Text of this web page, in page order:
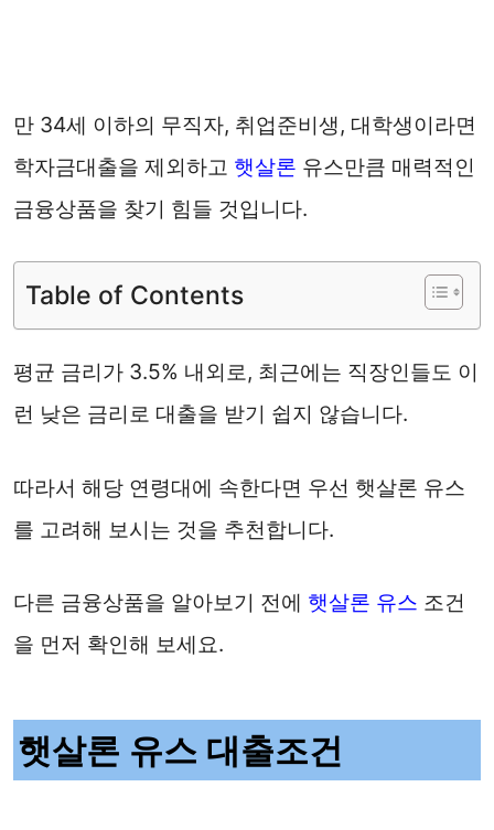
만 34세 이하의 무직자, 취업준비생, 대학생이라면
학자금대출을 제외하고 햇살론 유스만큼 매력적인
금융상품을 찾기 힘들 것입니다.
Table of Contents
평균 금리가 3.5% 내외로, 최근에는 직장인들도 이
런 낮은 금리로 대출을 받기 쉽지 않습니다.
따라서 해당 연령대에 속한다면 우선 햇살론 유스
를 고려해 보시는 것을 추천합니다.
다른 금융상품을 알아보기 전에 햇살론 유스 조건
을 먼저 확인해 보세요.
햇살론 유스 대출조건